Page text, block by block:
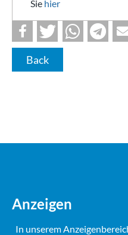
Sie hier
Back
Anzeigen
In unserem